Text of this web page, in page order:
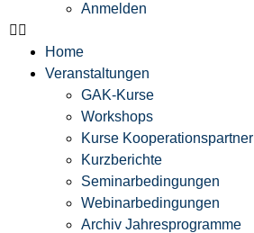
Anmelden
Home
Veranstaltungen
GAK-Kurse
Workshops
Kurse Kooperationspartner
Kurzberichte
Seminarbedingungen
Webinarbedingungen
Archiv Jahresprogramme